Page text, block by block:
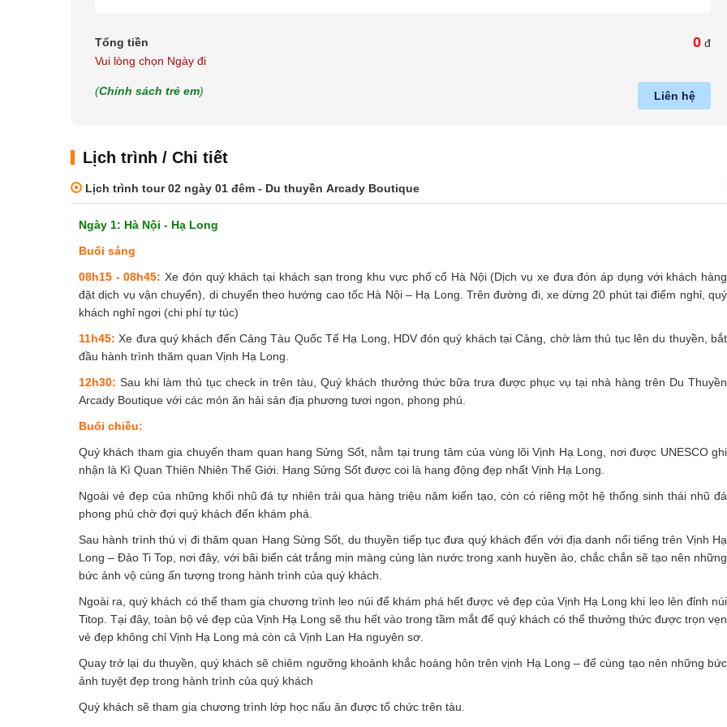
Tổng tiền 0 đ
Vui lòng chọn Ngày đi
(Chính sách trẻ em) Liên hệ
Lịch trình / Chi tiết
Lịch trình tour 02 ngày 01 đêm - Du thuyền Arcady Boutique
Ngày 1: Hà Nội - Hạ Long
Buổi sáng
08h15 - 08h45: Xe đón quý khách tại khách sạn trong khu vực phố cổ Hà Nội (Dịch vụ xe đưa đón áp dụng với khách hàng
đặt dịch vụ vận chuyển), di chuyển theo hướng cao tốc Hà Nội – Hạ Long. Trên đường đi, xe dừng 20 phút tại điểm nghỉ, quý
khách nghỉ ngơi (chi phí tự túc)
11h45: Xe đưa quý khách đến Cảng Tàu Quốc Tế Hạ Long, HDV đón quý khách tại Cảng, chờ làm thủ tục lên du thuyền, bắt
đầu hành trình thăm quan Vịnh Hạ Long.
12h30: Sau khi làm thủ tục check in trên tàu, Quý khách thưởng thức bữa trưa được phục vụ tại nhà hàng trên Du Thuyền
Arcady Boutique với các món ăn hải sản địa phương tươi ngon, phong phú.
Buổi chiều:
Quý khách tham gia chuyến tham quan hang Sửng Sốt, nằm tại trung tâm của vùng lõi Vịnh Hạ Long, nơi được UNESCO ghi
nhận là Kì Quan Thiên Nhiên Thế Giới. Hang Sửng Sốt được coi là hang động đẹp nhất Vịnh Hạ Long.
Ngoài vẻ đẹp của những khối nhũ đá tự nhiên trải qua hàng triệu năm kiến tạo, còn có riêng một hệ thống sinh thái nhũ đá
phong phú chờ đợi quý khách đến khám phá.
Sau hành trình thú vị đi thăm quan Hang Sửng Sốt, du thuyền tiếp tục đưa quý khách đến với địa danh nổi tiếng trên Vịnh Hạ
Long – Đảo Ti Top, nơi đây, với bãi biển cát trắng mịn màng cùng làn nước trong xanh huyền ảo, chắc chắn sẽ tạo nên những
bức ảnh vộ cùng ấn tượng trong hành trình của quý khách.
Ngoài ra, quý khách có thể tham gia chương trình leo núi để khám phá hết được vẻ đẹp của Vịnh Hạ Long khi leo lên đỉnh núi
Titop. Tại đây, toàn bộ vẻ đẹp của Vịnh Hạ Long sẽ thu hết vào trong tầm mắt để quý khách có thể thưởng thức được trọn vẹn
vẻ đẹp không chỉ Vịnh Hạ Long mà còn cả Vịnh Lan Ha nguyên sơ.
Quay trở lại du thuyền, quý khách sẽ chiêm ngưỡng khoảnh khắc hoàng hôn trên vịnh Hạ Long – để cùng tạo nên những bức
ảnh tuyệt đẹp trong hành trình của quý khách
Quý khách sẽ tham gia chương trình lớp học nấu ăn được tổ chức trên tàu.